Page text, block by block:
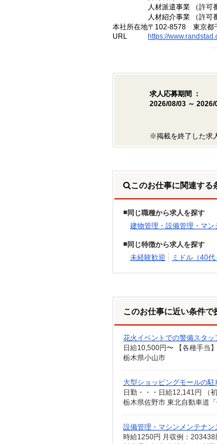
人材派遣事業 （許可
人材紹介事業 （許可
本社所在地〒102-8578 東京都
URL
https://
求人応募期間 ：
2026/08/03 ～ 2026/
※掲載を終了した求
このお仕事に関連する
同じ職種から求人を探す
建物管理・設備管理・マン
同じ特徴から求人を探す
未経験歓迎
ミドル（40
このお仕事に近い条件で
花火イベントでの警備スタッ
栃木県小山市
大型ショッピングモールの駐
栃木県佐野市 東北自動車道「
設備管理・マシンメンテナン
時給1250円 月収例：